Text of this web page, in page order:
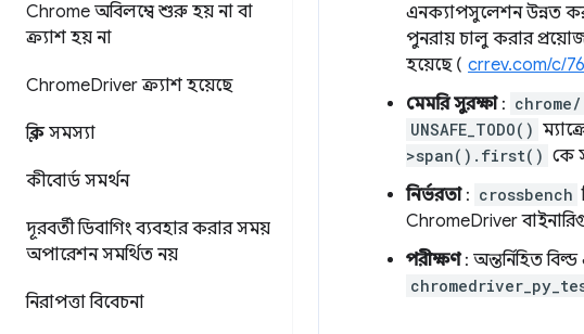
Chrome অবিলম্বে শুরু হয় না বা
ক্র্যাশ হয় না
ChromeDriver ক্র্যাশ হয়েছে
ক্লিক সমস্যা
কীবোর্ড সমর্থন
দূরবর্তী ডিবাগিং ব্যবহার করার সময়
অপারেশন সমর্থিত নয়
নিরাপত্তা বিবেচনা
এনক্যাপসুলেশন উন্নত
পুনরায় চালু করার
হয়েছে ( crrev.com/c/
মেমরি সুরক্ষা: chrome/
UNSAFE_TODO()
>span().first() কে
নির্ভরতা: crossbench
ChromeDriver
পরীক্ষণ: অন্তর্নিহিত